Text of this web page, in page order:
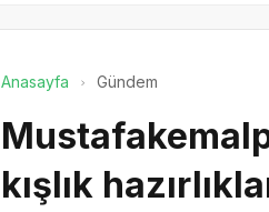
Anasayfa Gündem
kışlık